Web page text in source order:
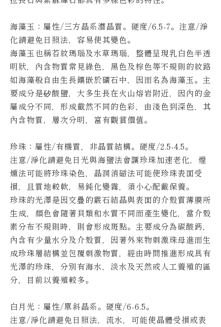
海藻玉：屬性/三方晶系潛晶質。硬度/6.5-7。 注意/淨
化請避免日照法，容易使其變色。
海藻玉也稱苔紋瑪瑙及水草瑪瑙，整體呈現乳白色半透
明狀，內含物質常見綠色，黑色及棕色等不規則的紋路
如海藻般自由生長鑲嵌於礦石中，因而名為海藻玉。 主
要成分是矽酸鹽，大多生長在火山熔岩附近，因內的金
屬成分不同，形成截然不同的色彩，由淺色到深色，其
內含物質，層次分明，富有觀賞價值。
珍珠：屬性/有機質，非晶質結構。硬度/2.5-4.5。
注意/淨化請避免日光與海鹽法會讓珍珠加速老化，煙
燻法可能將珍珠染色，晶洞消磁法可能使珍珠表面受
損，且質地較軟，易鈍化變霧，須小心配戴保養。
珍珠的光澤是因交疊的霰石結晶與表面的介殼質薄膜所
生成，顏色會隨著貝類和水質不同而產生變化，當介殼
素分布不規則時，則會形成斑點。 主要成分為碳酸鈣，
內含有少量水分及介殼質，因著外來物刺激珠母進而生
成珍珠層結構並包覆刺激物質，經由時間推進形成具有
光澤的珍珠，分別有海水，淡水及天然或人工養殖的區
分，目前以養殖較多。
白月光：屬性/單斜晶系。硬度/6-6.5。
注意/淨化請避免日照法，流水，可能使晶體受損或表